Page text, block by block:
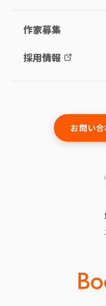
作家募集
採用情報
お問い